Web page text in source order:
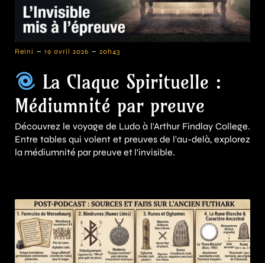
Reini - 19 avril 2026 - 20h43
La Claque Spirituelle :
Médiumnité par preuve
Découvrez le voyage de Ludo à l'Arthur Findlay College.
Entre tables qui volent et preuves de l'au-delà, explorez
la médiumnité par preuve et l'invisible.